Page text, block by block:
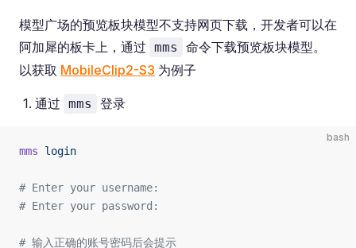
模型广场的预览板块模型不支持网页下载，开发者可以在
阿加犀的板卡上，通过 mms
命令下载预览板块模型。
以获取 MobileClip2-S3 为例子
通过 mms 登录
bash
mms login
# Enter your username:
# Enter your password:
# 输入正确的账号密码后会提示